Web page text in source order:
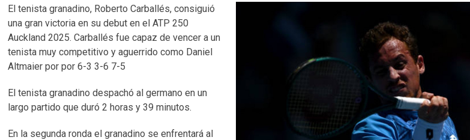
El tenista granadino, Roberto Carballés, consiguió
una gran victoria en su debut en el ATP 250
Auckland 2025. Carballés fue capaz de vencer a un
tenista muy competitivo y aguerrido como Daniel
Altmaier por por 6-3 3-6 7-5
El tenista granadino despachó al germano en un
largo partido que duró 2 horas y 39 minutos.
En la segunda ronda el granadino se enfrentará al